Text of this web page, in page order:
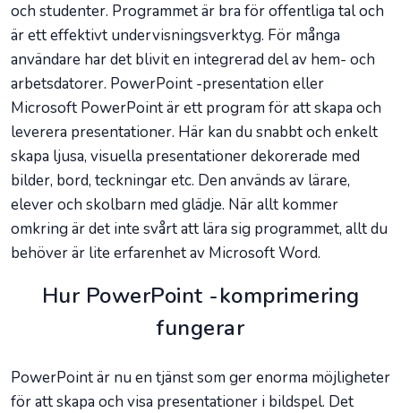
och studenter. Programmet är bra för offentliga tal och
är ett effektivt undervisningsverktyg. För många
användare har det blivit en integrerad del av hem- och
arbetsdatorer. PowerPoint -presentation eller
Microsoft PowerPoint är ett program för att skapa och
leverera presentationer. Här kan du snabbt och enkelt
skapa ljusa, visuella presentationer dekorerade med
bilder, bord, teckningar etc. Den används av lärare,
elever och skolbarn med glädje. När allt kommer
omkring är det inte svårt att lära sig programmet, allt du
behöver är lite erfarenhet av Microsoft Word.
Hur PowerPoint -komprimering
fungerar
PowerPoint är nu en tjänst som ger enorma möjligheter
för att skapa och visa presentationer i bildspel. Det